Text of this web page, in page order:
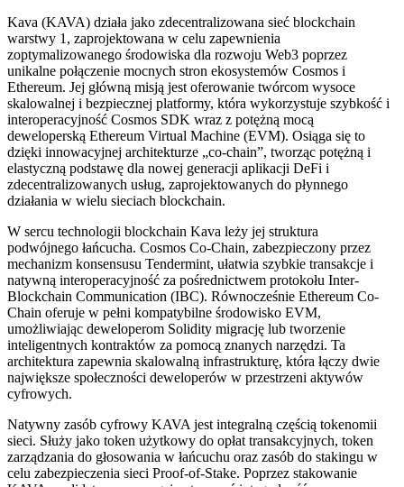
Kava (KAVA) działa jako zdecentralizowana sieć blockchain
warstwy 1, zaprojektowana w celu zapewnienia
zoptymalizowanego środowiska dla rozwoju Web3 poprzez
unikalne połączenie mocnych stron ekosystemów Cosmos i
Ethereum. Jej główną misją jest oferowanie twórcom wysoce
skalowalnej i bezpiecznej platformy, która wykorzystuje szybkość i
interoperacyjność Cosmos SDK wraz z potężną mocą
deweloperską Ethereum Virtual Machine (EVM). Osiąga się to
dzięki innowacyjnej architekturze „co-chain”, tworząc potężną i
elastyczną podstawę dla nowej generacji aplikacji DeFi i
zdecentralizowanych usług, zaprojektowanych do płynnego
działania w wielu sieciach blockchain.
W sercu technologii blockchain Kava leży jej struktura
podwójnego łańcucha. Cosmos Co-Chain, zabezpieczony przez
mechanizm konsensusu Tendermint, ułatwia szybkie transakcje i
natywną interoperacyjność za pośrednictwem protokołu Inter-
Blockchain Communication (IBC). Równocześnie Ethereum Co-
Chain oferuje w pełni kompatybilne środowisko EVM,
umożliwiając deweloperom Solidity migrację lub tworzenie
inteligentnych kontraktów za pomocą znanych narzędzi. Ta
architektura zapewnia skalowalną infrastrukturę, która łączy dwie
największe społeczności deweloperów w przestrzeni aktywów
cyfrowych.
Natywny zasób cyfrowy KAVA jest integralną częścią tokenomii
sieci. Służy jako token użytkowy do opłat transakcyjnych, token
zarządzania do głosowania w łańcuchu oraz zasób do stakingu w
celu zabezpieczenia sieci Proof-of-Stake. Poprzez stakowanie